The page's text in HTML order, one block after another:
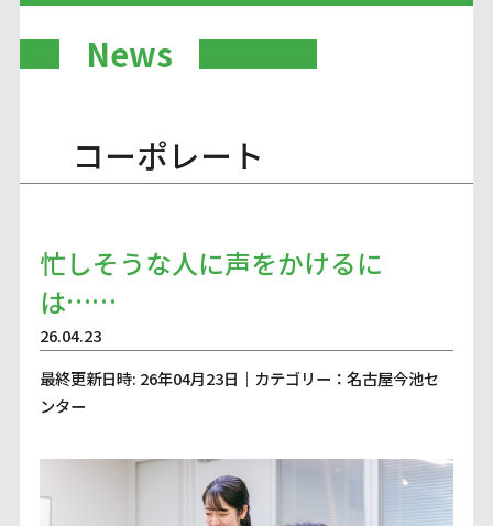
News
コーポレート
忙しそうな人に声をかけるに
は……
26.04.23
最終更新日時: 26年04月23日｜カテゴリー：名古屋今池セ
ンター